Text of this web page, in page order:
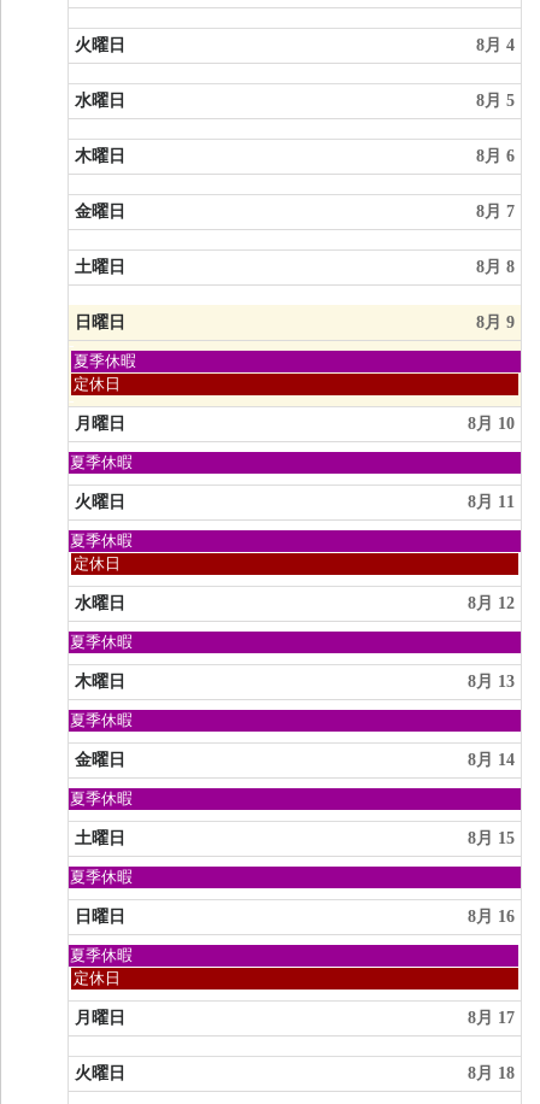
8
月
2nd
2026
火曜日 8月 4
水曜日 8月 5
木曜日 8月 6
金曜日 8月 7
土曜日 8月 8
日曜日 8月 9
日
曜
日,
8
月
9th
2026
夏季休暇
日
曜
日,
8
月
2026
定休日
月曜日 8月 10
日
曜
日,
8
月
9th
2026
夏季休暇
火曜日 8月 11
日
曜
日,
8
月
9th
2026
夏季休暇
火
曜
日,
8
月
2026
定休日
水曜日 8月 12
日
曜
日,
8
月
2026
夏季休暇
木曜日 8月 13
日
曜
日,
8
月
2026
夏季休暇
金曜日 8月 14
日
曜
日,
8
月
2026
夏季休暇
土曜日 8月 15
日
曜
日,
8
月
9th
2026
夏季休暇
日曜日 8月 16
日
曜
日,
月
2026
夏季休暇
日
曜
日,
8
月
16th
2026
定休日
月曜日 8月 17
火曜日 8月 18